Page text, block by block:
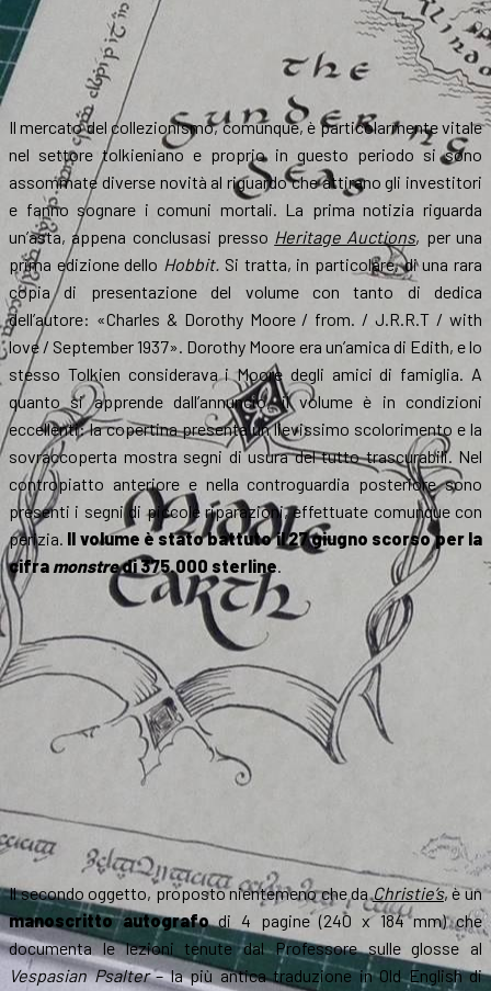
Il mercato del collezionismo, comunque, è particolarmente vitale
nel settore tolkieniano e proprio in questo periodo si sono
assommate diverse novità al riguardo che attirano gli investitori
e fanno sognare i comuni mortali. La prima notizia riguarda
un’asta, appena conclusasi presso Heritage Auctions, per una
prima edizione dello Hobbit. Si tratta, in particolare, di una rara
copia di presentazione del volume con tanto di dedica
dell’autore: «Charles & Dorothy Moore / from. / J.R.R.T / with
love / September 1937». Dorothy Moore era un’amica di Edith, e lo
stesso Tolkien considerava i Moore degli amici di famiglia. A
quanto si apprende dall’annuncio, il volume è in condizioni
eccellenti: la copertina presenta un lievissimo scolorimento e la
sovraccoperta mostra segni di usura del tutto trascurabili. Nel
contropiatto anteriore e nella controguardia posteriore sono
presenti i segni di piccole riparazioni, effettuate comunque con
perizia. Il volume è stato battuto il 27 giugno scorso per la
cifra monstredi 375.000 sterline.
Il secondo oggetto, proposto nientemeno che daChristie’s, è un
manoscritto autografodi 4 pagine (240 x 184 mm) che
documenta le lezioni tenute dal Professore sulle glosse al
Vespasian Psalter– la più antica traduzione in Old English di